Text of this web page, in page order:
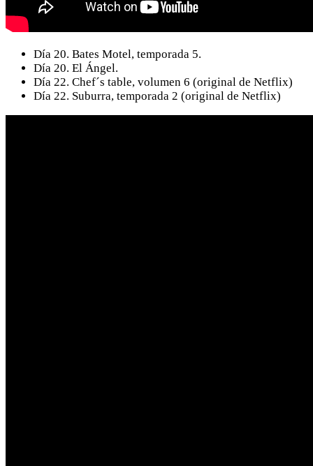
Día 20. Bates Motel, temporada 5.
Día 20. El Ángel.
Día 22. Chef´s table, volumen 6 (original de Netflix)
Día 22. Suburra, temporada 2 (original de Netflix)